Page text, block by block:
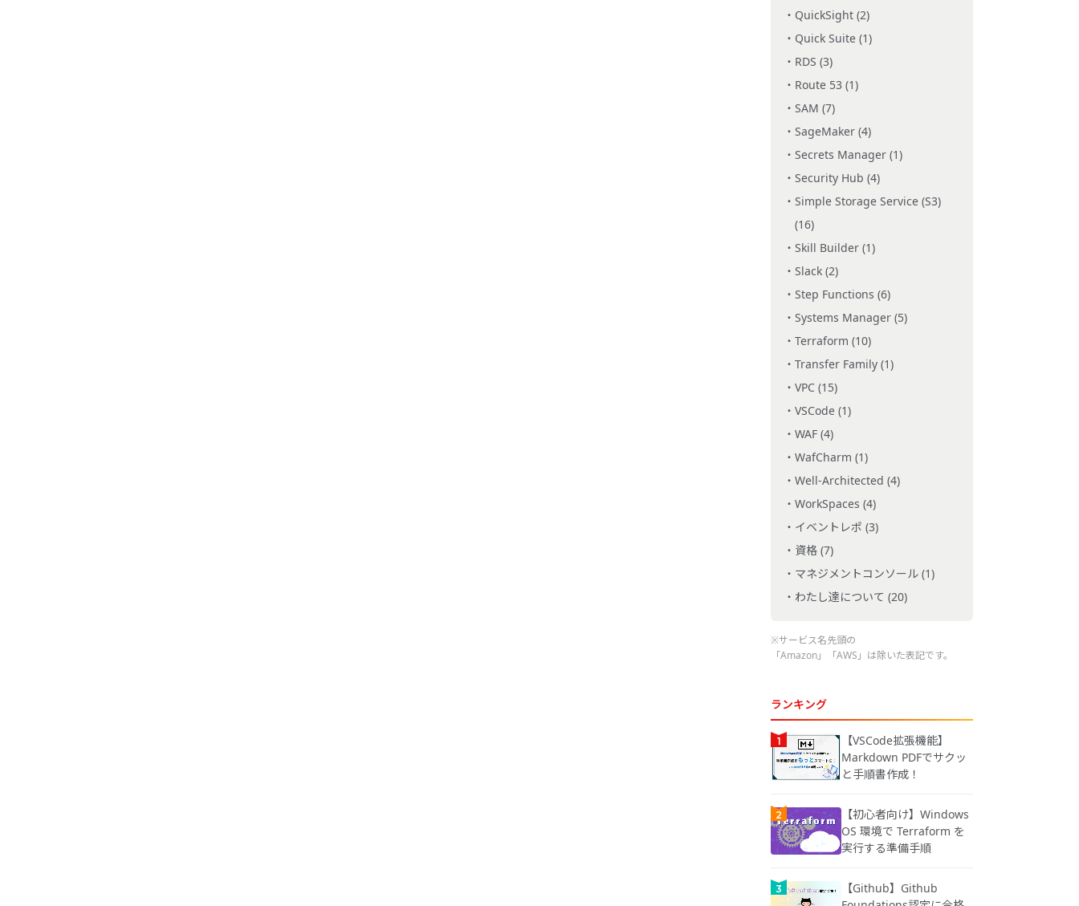
QuickSight (2)
Quick Suite (1)
RDS (3)
Route 53 (1)
SAM (7)
SageMaker (4)
Secrets Manager (1)
Security Hub (4)
Simple Storage Service (S3)
(16)
Skill Builder (1)
Slack (2)
Step Functions (6)
Systems Manager (5)
Terraform (10)
Transfer Family (1)
VPC (15)
VSCode (1)
WAF (4)
WafCharm (1)
Well-Architected (4)
WorkSpaces (4)
イベントレポ (3)
資格 (7)
マネジメントコンソール (1)
わたし達について (20)
※サービス名先頭の
「Amazon」「AWS」は除いた表記です。
ランキング
【VSCode拡張機能】
Markdown PDFでサクッ
と手順書作成！
【初心者向け】Windows
OS 環境で Terraform を
実行する準備手順
【Github】Github